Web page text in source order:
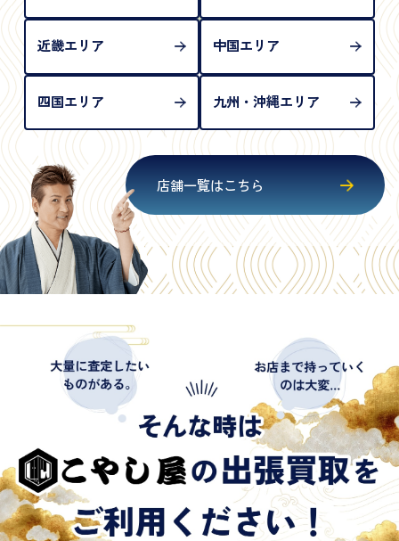
近畿エリア 中国エリア
四国エリア 九州・沖縄エリア
店舗一覧はこちら